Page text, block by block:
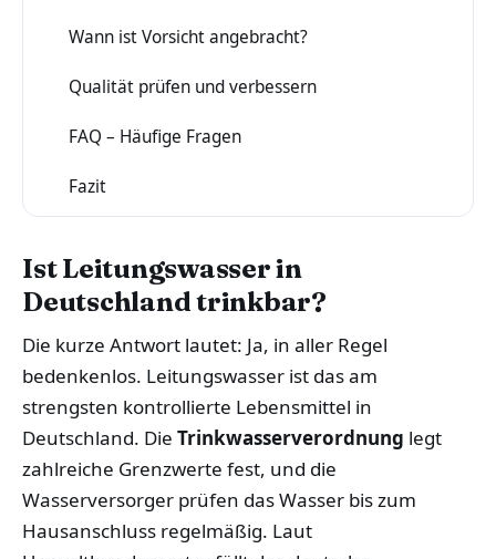
Wann ist Vorsicht angebracht?
Qualität prüfen und verbessern
FAQ – Häufige Fragen
Fazit
Ist Leitungswasser in
Deutschland trinkbar?
Die kurze Antwort lautet: Ja, in aller Regel
bedenkenlos. Leitungswasser ist das am
strengsten kontrollierte Lebensmittel in
Deutschland. Die Trinkwasserverordnung legt
zahlreiche Grenzwerte fest, und die
Wasserversorger prüfen das Wasser bis zum
Hausanschluss regelmäßig. Laut